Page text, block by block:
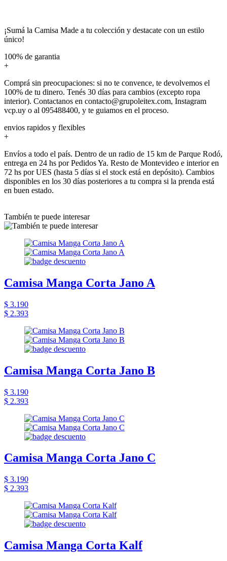
¡Sumá la Camisa Made a tu colección y destacate con un estilo
único!
100% de garantia
+
Comprá sin preocupaciones: si no te convence, te devolvemos el
100% de tu dinero. Tenés 30 días para cambios (excepto ropa
interior). Contactanos en contacto@grupoleitex.com, Instagram
vcp.uy o al 095488400, y te guiamos en el proceso.
envios rapidos y flexibles
+
Envíos a todo el país. Dentro de un radio de 15 km de Parque Rodó,
entrega en 24 hs por Pedidos Ya. Resto de Montevideo e interior en
72 hs por UES (hasta 5 días si el stock está en depósito). Cambios
disponibles en los 30 días posteriores a tu compra si la prenda está
en buen estado.
También te puede interesar
Camisa Manga Corta Jano A
$ 3.190
$ 2.393
Camisa Manga Corta Jano B
$ 3.190
$ 2.393
Camisa Manga Corta Jano C
$ 3.190
$ 2.393
Camisa Manga Corta Kalf